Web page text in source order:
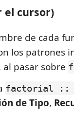
el cursor)
de cada
los patrones
pasar sobre
factorial ::
de Tipo,